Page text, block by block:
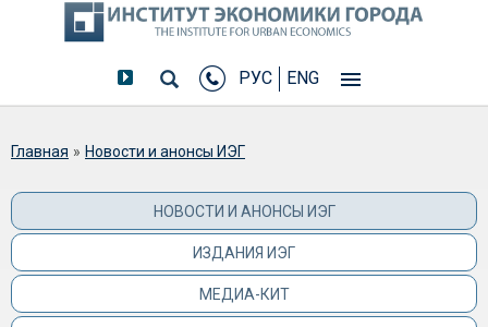
РУС ENG
Вы здесь
Главная » Новости и анонсы ИЭГ
НОВОСТИ И АНОНСЫ ИЭГ
ИЗДАНИЯ ИЭГ
МЕДИА-КИТ